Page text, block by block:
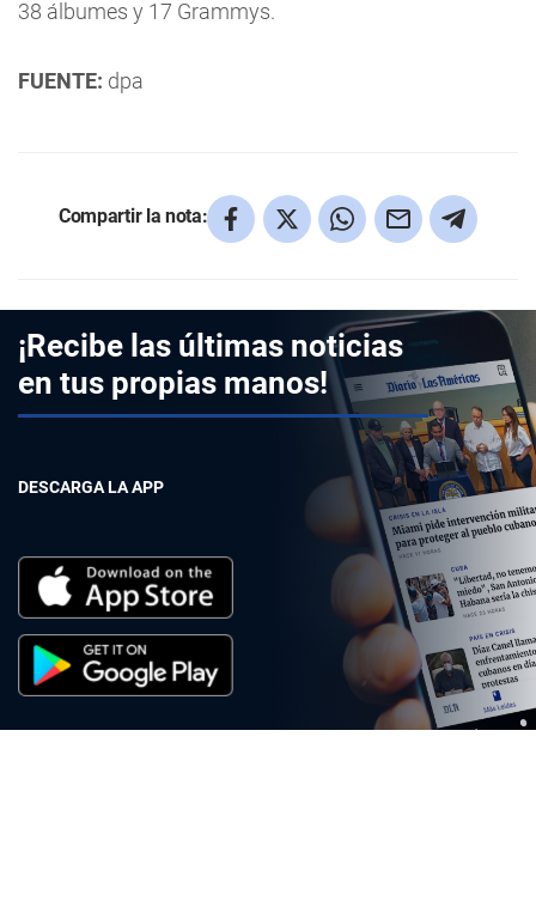
38 álbumes y 17 Grammys.
FUENTE: dpa
Compartir la nota:
¡Recibe las últimas noticias
en tus propias manos!
DESCARGA LA APP